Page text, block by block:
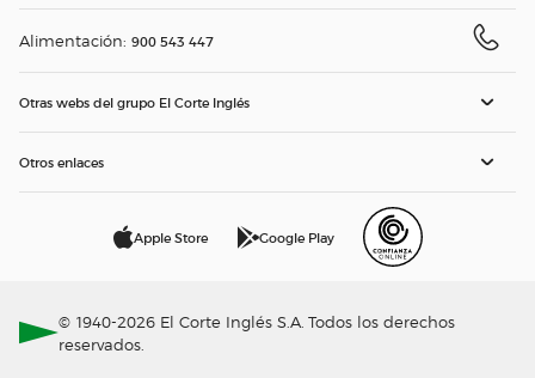
Alimentación: 900 543 447
Otras webs del grupo El Corte Inglés
Otros enlaces
Apple Store Google Play
© 1940-2026 El Corte Inglés S.A. Todos los derechos
reservados.